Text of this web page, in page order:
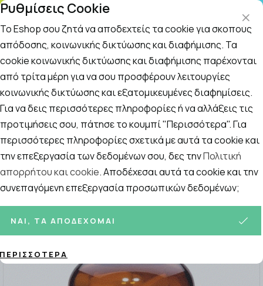
ΤΗΛΕΦΩΝΙΚΟ ΚΕΝΤΡΟ: Δευτ.-Παρασκευή 09:00-14:00 και Σάββατο
09:00-14:00
Αναζήτηση
Αρχική / ΑΝΔΡΑΣ / Περιποίηση Σώματος /Τοπικό
Τοπικό Αδυνάτισμα
Ταξινόμηση Προβολή
23ΠΡΟΪΌΝΤΑ
Ρυθμίσεις Cookie
Το Eshop σου ζητά να αποδεχτείς τα cookie για σκοπούς
απόδοσης, κοινωνικής δικτύωσης και διαφήμισης. Τα
cookie κοινωνικής δικτύωσης και διαφήμισης παρέχονται
από τρίτα μέρη για να σου προσφέρουν λειτουργίες
κοινωνικής δικτύωσης και εξατομικευμένες διαφημίσεις.
Για να δεις περισσότερες πληροφορίες ή να αλλάξεις τις
προτιμήσεις σου, πάτησε το κουμπί "Περισσότερα". Για
περισσότερες πληροφορίες σχετικά με αυτά τα cookie και
την επεξεργασία των δεδομένων σου, δες τηνΠολιτική
απορρήτου και cookie. Αποδέχεσαι αυτά τα cookie και την
συνεπαγόμενη επεξεργασία προσωπικών δεδομένων;
ΝΑΙ, ΤΑ ΑΠΟΔΈΧΟΜΑΙ
ΠΕΡΙΣΣΌΤΕΡΑ